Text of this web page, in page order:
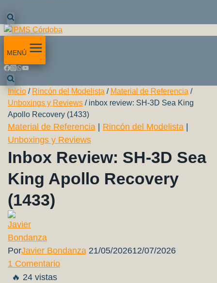
MENÚ
Inicio / Rincón del Modelista / Material de Referencia /
Unboxings y Reviews / inbox review: SH-3D Sea King
Apollo Recovery (1433)
Material de Referencia Rincón del Modelista
Unboxings y Reviews
Inbox Review: SH-3D Sea
King Apollo Recovery
(1433)
PorJavier Bondanza 21/05/202612/07/2026
1 Comentario
🔥 24 vistas